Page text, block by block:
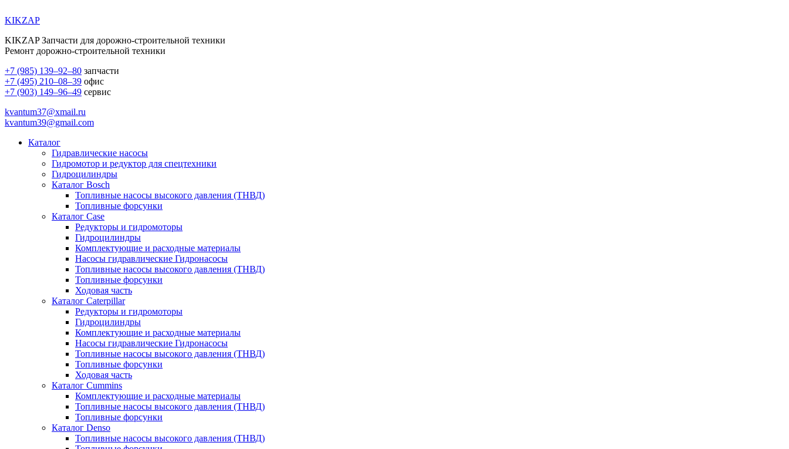
KIKZAP
KIKZAP Запчасти для дорожно-строительной техники
Ремонт дорожно-строительной техники
+7 (985) 139–92–80 запчасти
+7 (495) 210–08–39 офис
+7 (903) 149–96–49 сервис
kvantum37@xmail.ru
kvantum39@gmail.com
Каталог
Гидравлические насосы
Гидромотор и редуктор для спецтехники
Гидроцилиндры
Каталог Bosch
Топливные насосы высокого давления (ТНВД)
Топливные форсунки
Каталог Case
Редукторы и гидромоторы
Гидроцилиндры
Комплектующие и расходные материалы
Насосы гидравлические Гидронасосы
Топливные насосы высокого давления (ТНВД)
Топливные форсунки
Ходовая часть
Каталог Caterpillar
Редукторы и гидромоторы
Гидроцилиндры
Комплектующие и расходные материалы
Насосы гидравлические Гидронасосы
Топливные насосы высокого давления (ТНВД)
Топливные форсунки
Ходовая часть
Каталог Cummins
Комплектующие и расходные материалы
Топливные насосы высокого давления (ТНВД)
Топливные форсунки
Каталог Denso
Топливные насосы высокого давления (ТНВД)